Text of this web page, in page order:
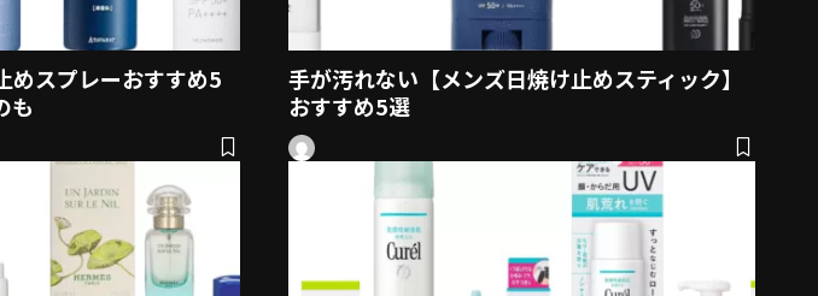
めスプレーおすすめ5
も
手が汚れない【メンズ日焼け止めスティック】
おすすめ5選